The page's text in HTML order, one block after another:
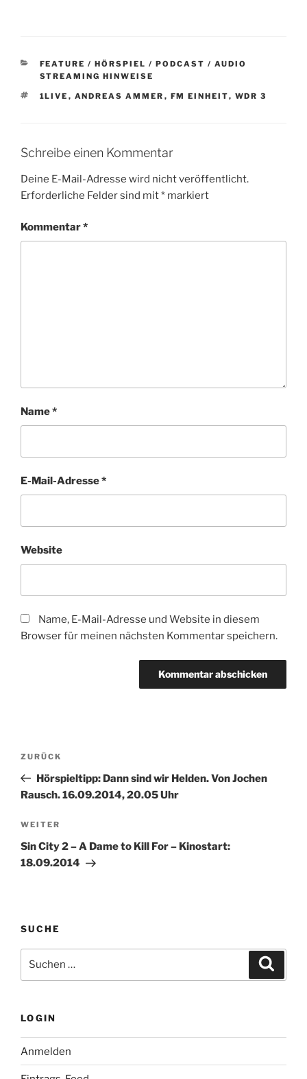
KATEGORIEN
FEATURE / HÖRSPIEL / PODCAST / AUDIO
STREAMING HINWEISE
SCHLAGWÖRTER
1LIVE , ANDREAS AMMER , FM EINHEIT, WDR 3
Schreibe einen Kommentar
Deine E-Mail-Adresse wird nicht veröffentlicht.
Erforderliche Felder sind mit* markiert
Kommentar*
Name*
E-Mail-Adresse*
Website
Name, E-Mail-Adresse und Website in diesem
Browser für meinen nächsten Kommentar speichern.
Beitragsnavigation
Vorheriger
Beitrag
ZURÜCK
Hörspieltipp: Dann sind wir Helden. Von Jochen
Rausch. 16.09.2014, 20.05 Uhr
Nächster
Beitrag
WEITER
Sin City 2 – A Dame to Kill For – Kinostart:
18.09.2014
SUCHE
nach:
LOGIN
Anmelden